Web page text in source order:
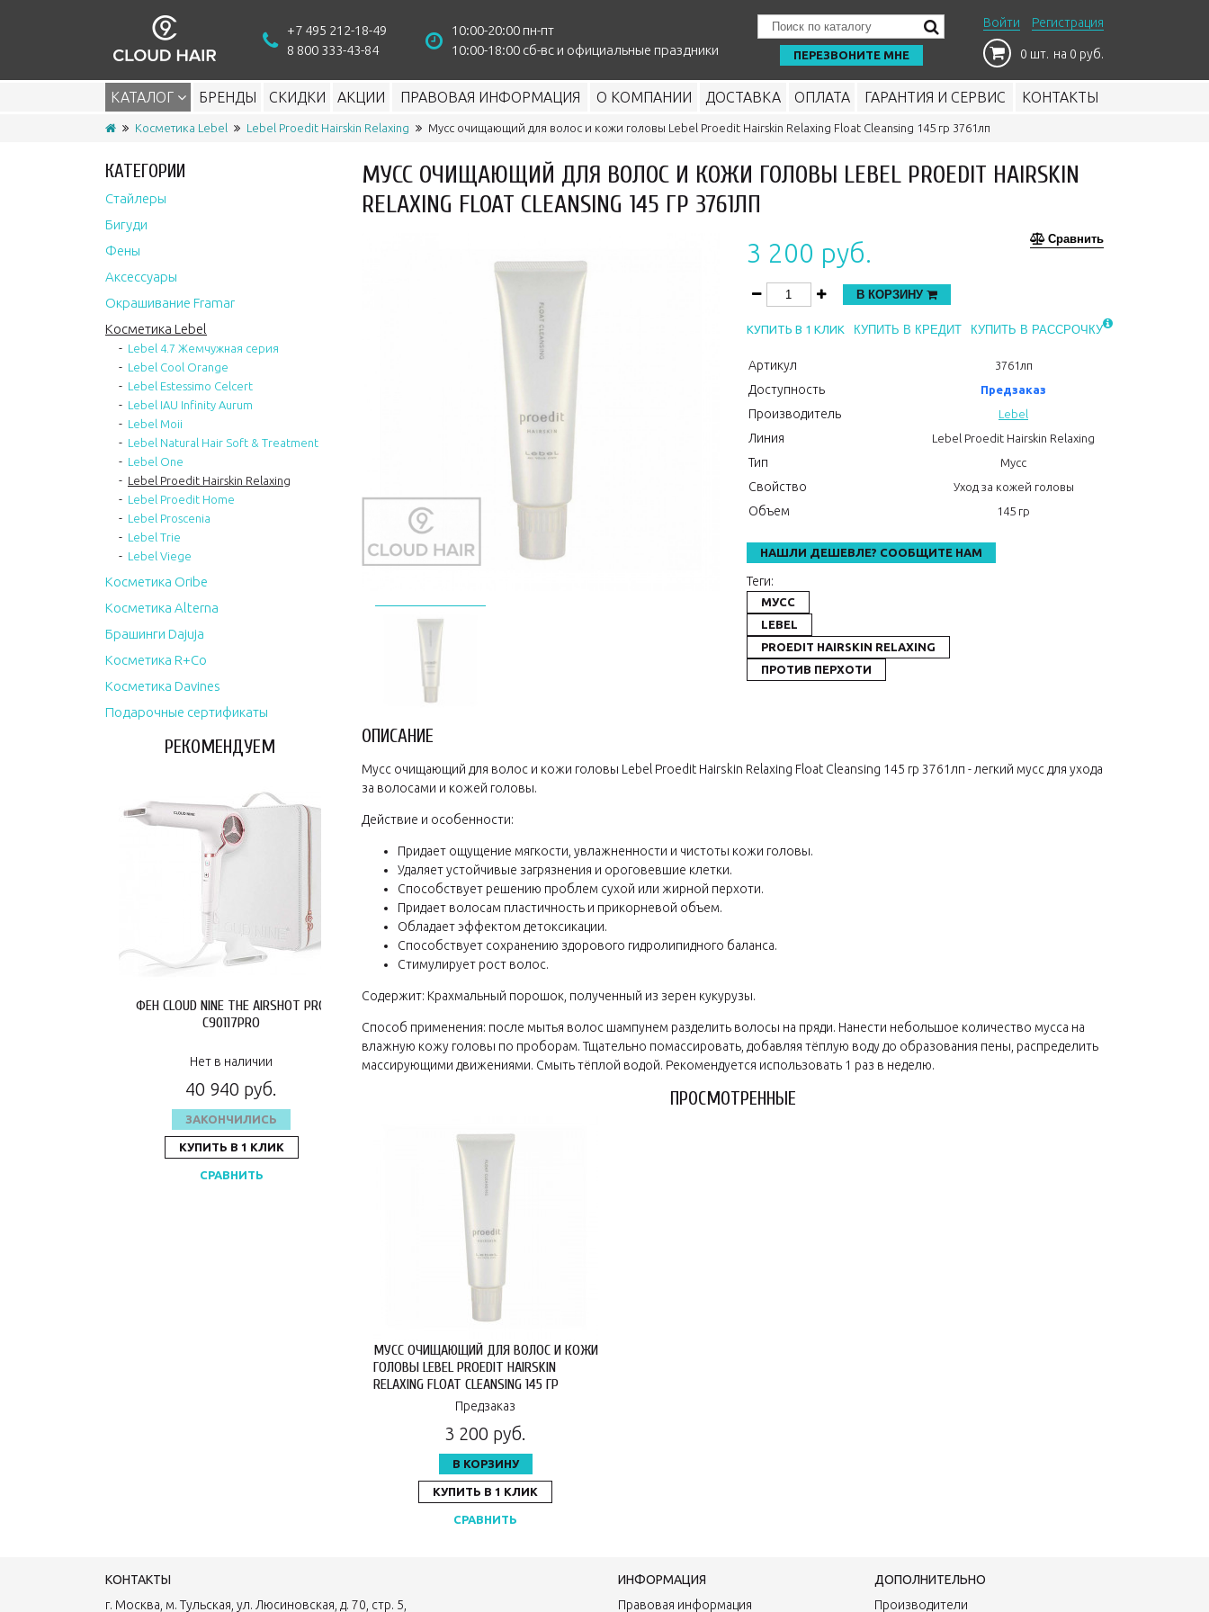
+7 495 212-18-49
8 800 333-43-84
10:00-20:00 пн-пт
10:00-18:00 сб-вс и официальные праздники
ПЕРЕЗВОНИТЕ МНЕ
Войти Регистрация
0 шт. на 0 руб.
КАТАЛОГ БРЕНДЫ СКИДКИ АКЦИИ ПРАВОВАЯ ИНФОРМАЦИЯ О КОМПАНИИ ДОСТАВКА ОПЛАТА ГАРАНТИЯ И СЕРВИС КОНТАКТЫ
Косметика Lebel Lebel Proedit Hairskin Relaxing Мусс очищающий для волос и кожи головы Lebel Proedit Hairskin Relaxing Float Cleansing 145 гр 3761лп
КАТЕГОРИИ
Стайлеры
Бигуди
Фены
Аксессуары
Окрашивание Framar
Косметика Lebel
Lebel 4.7 Жемчужная серия
Lebel Cool Orange
Lebel Estessimo Celcert
Lebel IAU Infinity Aurum
Lebel Moii
Lebel Natural Hair Soft & Treatment
Lebel One
Lebel Proedit Hairskin Relaxing
Lebel Proedit Home
Lebel Proscenia
Lebel Trie
Lebel Viege
Косметика Oribe
Косметика Alterna
Брашинги Dajuja
Косметика R+Co
Косметика Davines
Подарочные сертификаты
РЕКОМЕНДУЕМ
ФЕН CLOUD NINE THE AIRSHOT PRO
C90117PRO
Нет в наличии
40 940 руб.
ЗАКОНЧИЛИСЬ
КУПИТЬ В 1 КЛИК
СРАВНИТЬ
МУСС ОЧИЩАЮЩИЙ ДЛЯ ВОЛОС И КОЖИ ГОЛОВЫ LEBEL PROEDIT HAIRSKIN
RELAXING FLOAT CLEANSING 145 ГР 3761ЛП
Сравнить
3 200 руб.
В КОРЗИНУ
КУПИТЬ В 1 КЛИК КУПИТЬ В КРЕДИТ КУПИТЬ В РАССРОЧКУ
Артикул 3761лп
Доступность Предзаказ
Производитель Lebel
Линия Lebel Proedit Hairskin Relaxing
Тип Мусс
Свойство Уход за кожей головы
Объем 145 гр
НАШЛИ ДЕШЕВЛЕ? СООБЩИТЕ НАМ
Теги:
МУСС
LEBEL
PROEDIT HAIRSKIN RELAXING
ПРОТИВ ПЕРХОТИ
ОПИСАНИЕ
Мусс очищающий для волос и кожи головы Lebel Proedit Hairskin Relaxing Float Cleansing 145 гр 3761лп - легкий мусс для ухода
за волосами и кожей головы.
Действие и особенности:
Придает ощущение мягкости, увлажненности и чистоты кожи головы.
Удаляет устойчивые загрязнения и ороговевшие клетки.
Способствует решению проблем сухой или жирной перхоти.
Придает волосам пластичность и прикорневой объем.
Обладает эффектом детоксикации.
Способствует сохранению здорового гидролипидного баланса.
Стимулирует рост волос.
Содержит: Крахмальный порошок, полученный из зерен кукурузы.
Способ применения: после мытья волос шампунем разделить волосы на пряди. Нанести небольшое количество мусса на
влажную кожу головы по проборам. Тщательно помассировать, добавляя тёплую воду до образования пены, распределить
массирующими движениями. Смыть тёплой водой. Рекомендуется использовать 1 раз в неделю.
ПРОСМОТРЕННЫЕ
МУСС ОЧИЩАЮЩИЙ ДЛЯ ВОЛОС И КОЖИ
ГОЛОВЫ LEBEL PROEDIT HAIRSKIN
RELAXING FLOAT CLEANSING 145 ГР
Предзаказ
3 200 руб.
В КОРЗИНУ
КУПИТЬ В 1 КЛИК
СРАВНИТЬ
КОНТАКТЫ
г. Москва, м. Тульская, ул. Люсиновская, д. 70, стр. 5,
ИНФОРМАЦИЯ
Правовая информация
ДОПОЛНИТЕЛЬНО
Производители